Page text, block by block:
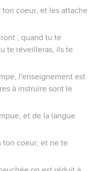
coeur, et les attache
; quand tu te
te réveilleras, ils te
l'enseignement est
à instruire sont le
et de la langue
ton coeur, et ne te